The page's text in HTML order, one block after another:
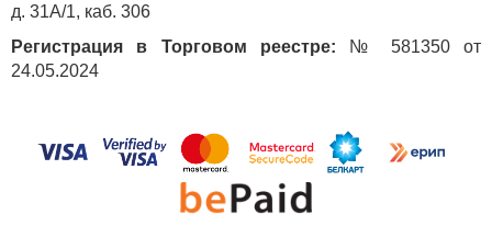
д. 31А/1, каб. 306
Регистрация в Торговом реестре: № 581350 от
24.05.2024